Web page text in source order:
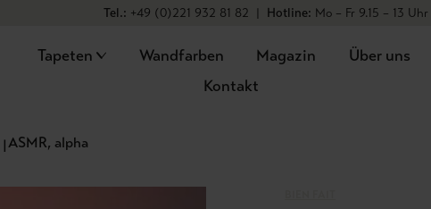
Tel.: +49 (0)221 932 81 82 | Hotline: Mo – Fr 9.15 – 13
Tapeten Wandfarben Magazin
Über uns
Kontakt
ASMR, alpha